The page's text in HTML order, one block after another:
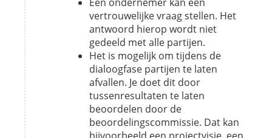
vertrouwelijke vraag stellen. Het
antwoord hierop wordt niet
gedeeld met alle partijen.
Het is mogelijk om tijdens de
dialoogfase partijen te laten
afvallen. Je doet dit door
tussenresultaten te laten
beoordelen door de
beoordelingscommissie. Dat kan